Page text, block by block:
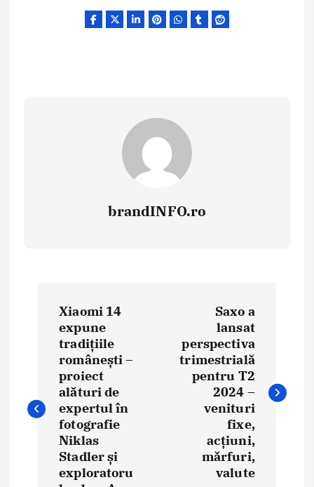
brandINFO.ro
g
Xiaomi 14
expune
tradițiile
românești –
proiect
alături de
expertul în
fotografie
Niklas
Stadler și
exploratoru
Saxo a
lansat
perspectiva
trimestrială
pentru T2
2024 –
venituri
fixe,
acțiuni,
mărfuri,
valute